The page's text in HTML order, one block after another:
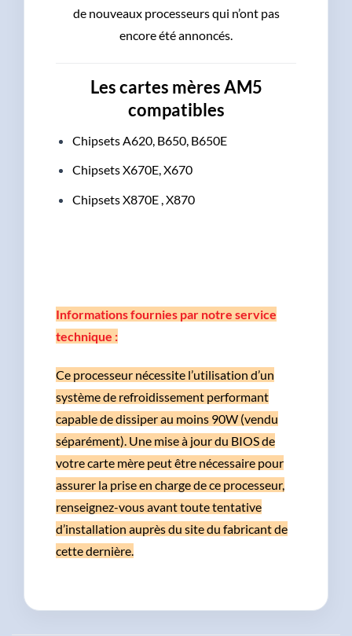
de nouveaux processeurs qui n’ont pas
encore été annoncés.
Les cartes mères AM5
compatibles
Chipsets A620, B650, B650E
Chipsets X670E, X670
Chipsets X870E , X870
Informations fournies par notre service
technique :
Ce processeur nécessite l’utilisation d’un
système de refroidissement performant
capable de dissiper au moins 90W (vendu
séparément). Une mise à jour du BIOS de
votre carte mère peut être nécessaire pour
assurer la prise en charge de ce processeur,
renseignez-vous avant toute tentative
d’installation auprès du site du fabricant de
cette dernière.